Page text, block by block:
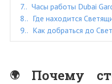
7.
Часы работы Dubai
8.
Где находится
9.
Как добраться до
Почему